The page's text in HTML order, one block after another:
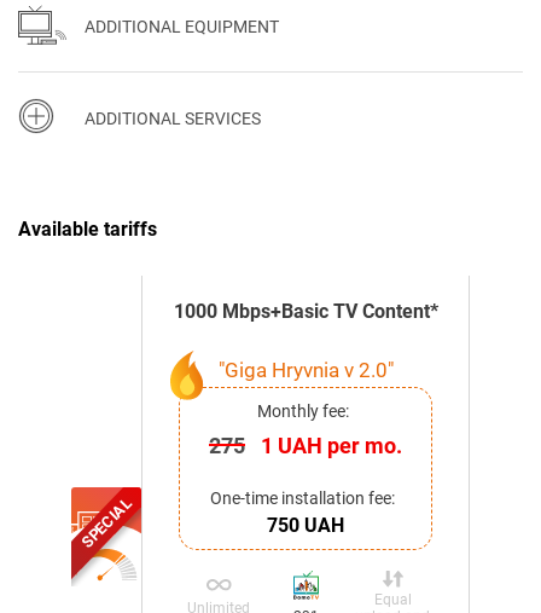
ADDITIONAL EQUIPMENT
ADDITIONAL SERVICES
Available tariffs
SPECIAL
1000 Mbps+Basic TV Content*
"Giga Hryvnia v 2.0"
Monthly fee:
275 1 UAH per mo.
One-time installation fee:
750 UAH
Unlimited
Equal